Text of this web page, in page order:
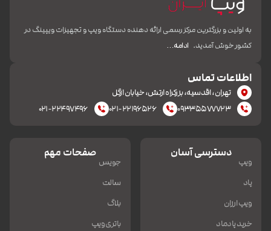
به اولین و بزرگترین مرکز رسمی ارائه دهنده دستگاه ویپ و تجهیزات ویپینگ در
کشور خوش آمدید. ادامه…
اطلاعات تماس
تهران، اقدسیه، بزرکراه ارتش، خیابان ازگل
۰۹۳۳۵۵۷۷۷۲۳
۰۲۱-۲۲۱۹۶۵۲۶ ۰۲۱-۲۲۴۹۷۴۹۶
دسترسی آسان
ویپ
پاد
ویپ ارزان
خرید پادماد
صفحات مهم
جویس
سالت
بلاگ
باتری ویپ